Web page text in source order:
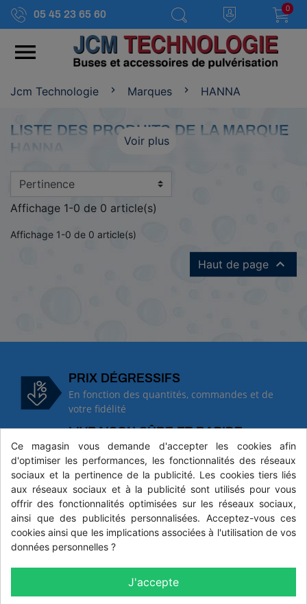
05 45 23 65 60
0

Jcm Technologie Marques HANNA
LISTE DES PRODUITS DE LA MARQUE
HANNA
Voir plus
Affichage 1-0 de 0 article(s)
Affichage 1-0 de 0 article(s)
Haut de page 
PRIX DÉGRESSIFS
En fonction des quantités, commandes et de
votre fidélité
LIVRAISON SÛRE ET RAPIDE
En partenariat avec SoColissimo pour des
délais courts et respectés
PAIEMENTS SÉCURISÉS
Pour une sécurité et une confiance toujours
plus renforcées
05 45 23 65 60
Ce magasin vous demande d'accepter les cookies afin
d'optimiser les performances, les fonctionnalités des réseaux
sociaux et la pertinence de la publicité. Les cookies tiers liés
aux réseaux sociaux et à la publicité sont utilisés pour vous
offrir des fonctionnalités optimisées sur les réseaux sociaux,
ainsi que des publicités personnalisées. Acceptez-vous ces
cookies ainsi que les implications associées à l'utilisation de vos
données personnelles ?
J'accepte